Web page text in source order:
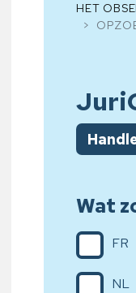
HET
Wat
FR
NL